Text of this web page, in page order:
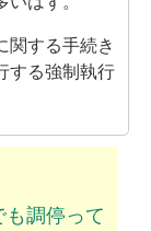
関する手続き
する強制執行
調停って